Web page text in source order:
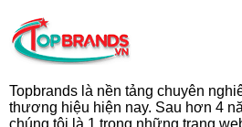
Topbrands là nền tảng chuyên
thương hiệu hiện nay. Sau hơn 4